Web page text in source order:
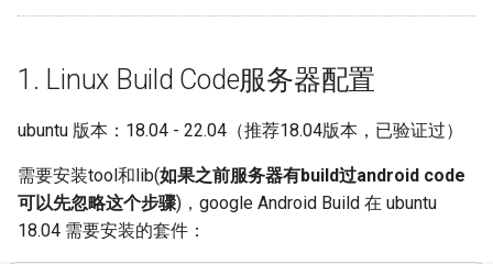
3.1. OTA包说明
3.1.1. 增量OTA包
AO
APC
BF
SSD_I2C使用参考
SSD_IR使用参考
SSD_PWM使用参考
音频相关
图像显示相关
工具类相关
Android开发指南
MCU开发参考
PM8051 user guide
env.img配置说明
如何正确配置defconfig
fastboot常用命令
1. Linux Build Code服务器配置
ubuntu 版本：18.04 - 22.04（推荐18.04版本，已验证过）
需要安装tool和lib(如果之前服务器有build过android code
可以先忽略这个步骤)，google Android Build 在 ubuntu
18.04 需要安装的套件：